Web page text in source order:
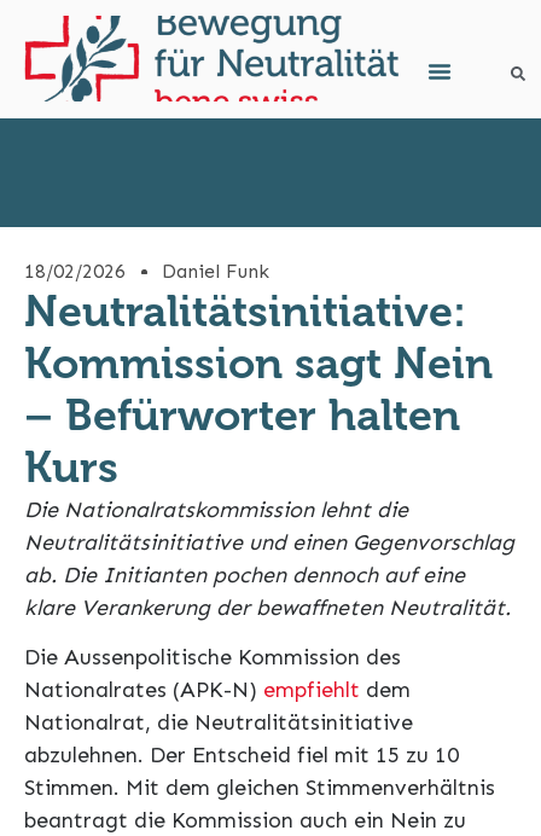
18/02/2026 Daniel Funk
Neutralitätsinitiative:
Kommission sagt Nein
– Befürworter halten
Kurs
Die Nationalratskommission lehnt die
Neutralitätsinitiative und einen Gegenvorschlag
ab. Die Initianten pochen dennoch auf eine
klare Verankerung der bewaffneten Neutralität.
Die Aussenpolitische Kommission des
Nationalrates (APK-N) empfiehlt dem
Nationalrat, die Neutralitätsinitiative
abzulehnen. Der Entscheid fiel mit 15 zu 10
Stimmen. Mit dem gleichen Stimmenverhältnis
beantragt die Kommission auch ein Nein zu